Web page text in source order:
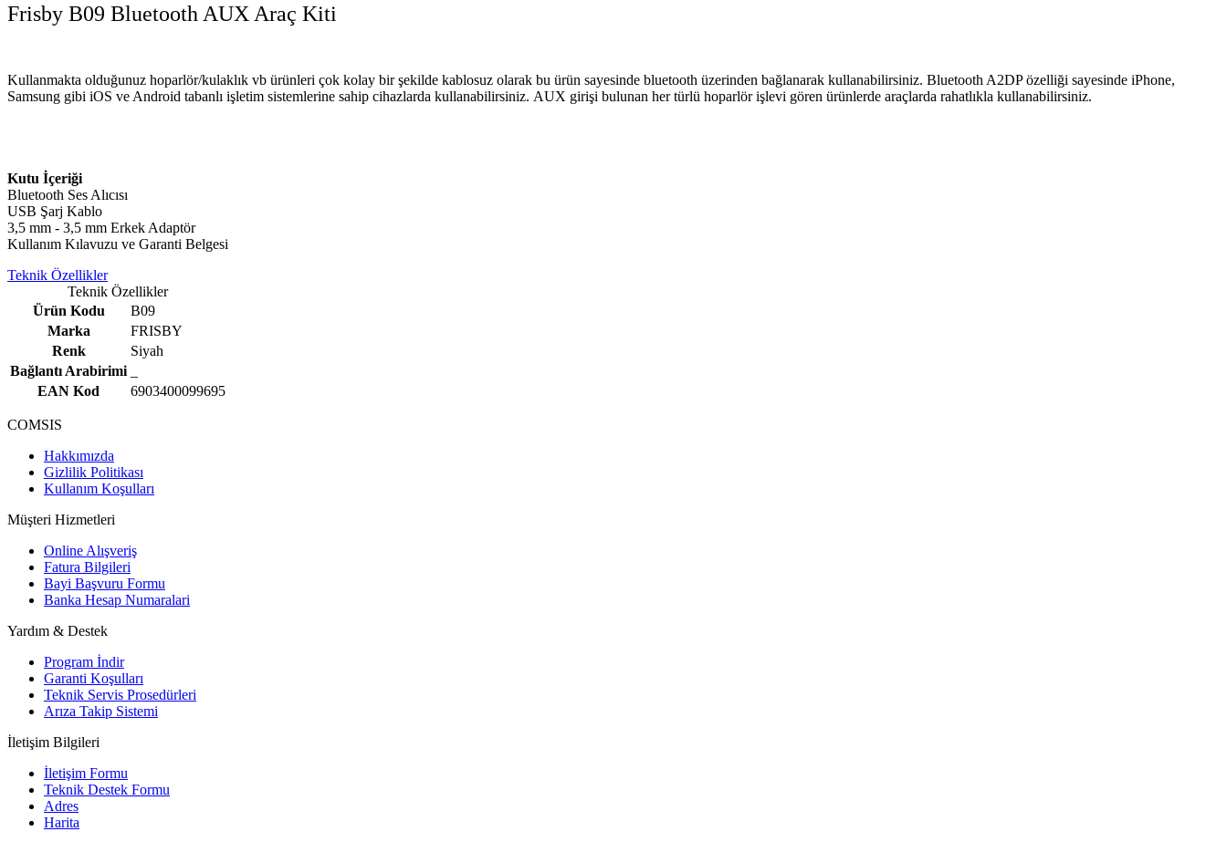
Frisby B09 Bluetooth AUX Araç Kiti
Kullanmakta olduğunuz hoparlör/kulaklık vb ürünleri çok kolay bir şekilde kablosuz olarak bu ürün sayesinde bluetooth üzerinden bağlanarak kullanabilirsiniz. Bluetooth A2DP özelliği sayesinde iPhone,
Samsung gibi iOS ve Android tabanlı işletim sistemlerine sahip cihazlarda kullanabilirsiniz. AUX girişi bulunan her türlü hoparlör işlevi gören ürünlerde araçlarda rahatlıkla kullanabilirsiniz.
Kutu İçeriği
Bluetooth Ses Alıcısı
USB Şarj Kablo
3,5 mm - 3,5 mm Erkek Adaptör
Kullanım Kılavuzu ve Garanti Belgesi
Teknik Özellikler
Teknik Özellikler
Ürün Kodu
B09
Marka
FRISBY
Renk
Siyah
Bağlantı Arabirimi
EAN Kod
6903400099695
COMSIS
Hakkımızda
Gizlilik Politikası
Kullanım Koşulları
Müşteri Hizmetleri
Online Alışveriş
Fatura Bilgileri
Bayi Başvuru Formu
Banka Hesap Numaralari
Yardım & Destek
Program İndir
Garanti Koşulları
Teknik Servis Prosedürleri
Arıza Takip Sistemi
İletişim Bilgileri
İletişim Formu
Teknik Destek Formu
Adres
Harita